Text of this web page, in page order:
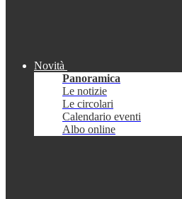
Novità
Panoramica
Le notizie
Le circolari
Calendario eventi
Albo online